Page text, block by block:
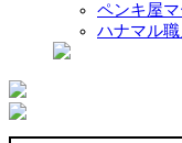
ペンキ屋
ハナマル